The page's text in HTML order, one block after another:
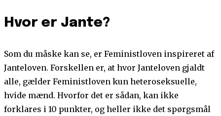
Hvor er Jante?
Som du måske kan se, er Feministloven inspireret af
Janteloven. Forskellen er, at hvor Janteloven gjaldt
alle, gælder Feministloven kun heteroseksuelle,
hvide mænd. Hvorfor det er sådan, kan ikke
forklares i 10 punkter, og heller ikke det spørgsmål